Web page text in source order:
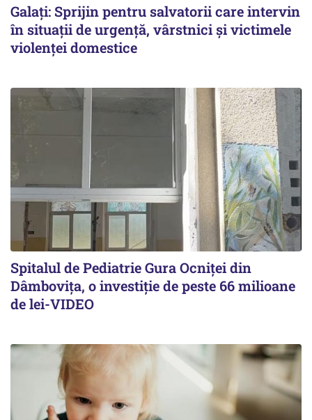
Galați: Sprijin pentru salvatorii care intervin
în situații de urgență, vârstnici și victimele
violenței domestice
Spitalul de Pediatrie Gura Ocniței din
Dâmbovița, o investiție de peste 66 milioane
de lei-VIDEO